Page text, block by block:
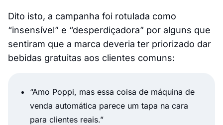
Dito isto, a campanha foi rotulada como
“insensível” e “desperdiçadora” por alguns que
sentiram que a marca deveria ter priorizado dar
bebidas gratuitas aos clientes comuns:
“Amo Poppi, mas essa coisa de máquina de
venda automática parece um tapa na cara
para clientes reais.”